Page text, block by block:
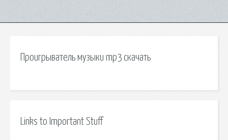
Проигрыватель музыки mp3 скачать
Links to Important Stuff